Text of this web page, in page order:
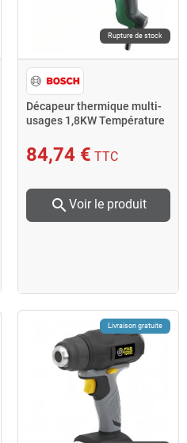
Rupture de stock
Décapeur thermique multi-
usages 1,8KW Température
600 Bosch
84,74 € TTC
search Voir le produit
Livraison gratuite